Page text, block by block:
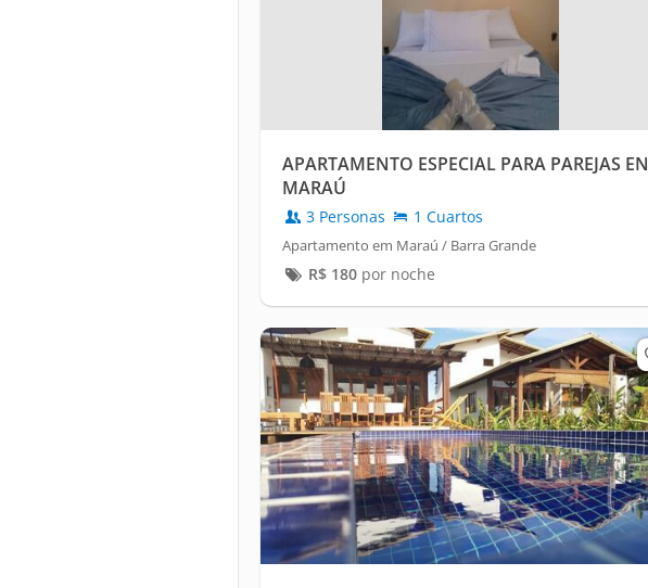
APARTAMENTO ESPECIAL PARA PAREJAS EN
MARAÚ
3 Personas 1 Cuartos
Apartamento em Maraú / Barra Grande
R$ 180por noche